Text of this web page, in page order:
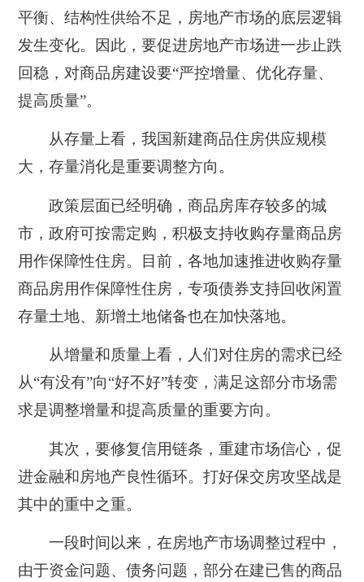
平衡、结构性供给不足，房地产市场的底层逻辑
发生变化。因此，要促进房地产市场进一步止跌
回稳，对商品房建设要“严控增量、优化存量、
提高质量”。
从存量上看，我国新建商品住房供应规模
大，存量消化是重要调整方向。
政策层面已经明确，商品房库存较多的城
市，政府可按需定购，积极支持收购存量商品房
用作保障性住房。目前，各地加速推进收购存量
商品房用作保障性住房，专项债券支持回收闲置
存量土地、新增土地储备也在加快落地。
从增量和质量上看，人们对住房的需求已经
从“有没有”向“好不好”转变，满足这部分市场需
求是调整增量和提高质量的重要方向。
其次，要修复信用链条，重建市场信心，促
进金融和房地产良性循环。打好保交房攻坚战是
其中的重中之重。
一段时间以来，在房地产市场调整过程中，
由于资金问题、债务问题，部分在建已售的商品